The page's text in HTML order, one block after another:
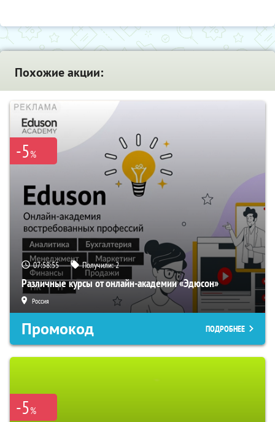
Похожие акции:
-5%
07:58:54 Получили:2
Различные курсы от онлайн-академии «Эдюсон»
Россия
Промокод ПОДРОБНЕЕ
-5%